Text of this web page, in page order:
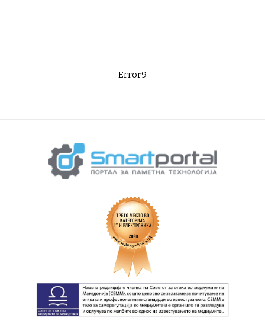
Error9